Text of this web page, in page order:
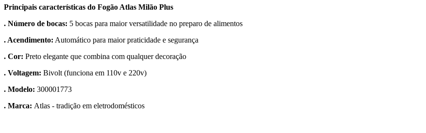
Principais características do Fogão Atlas Milão Plus
. Número de bocas: 5 bocas para maior versatilidade no preparo de alimentos
. Acendimento: Automático para maior praticidade e segurança
. Cor: Preto elegante que combina com qualquer decoração
. Voltagem: Bivolt (funciona em 110v e 220v)
. Modelo: 300001773
. Marca: Atlas - tradição em eletrodomésticos